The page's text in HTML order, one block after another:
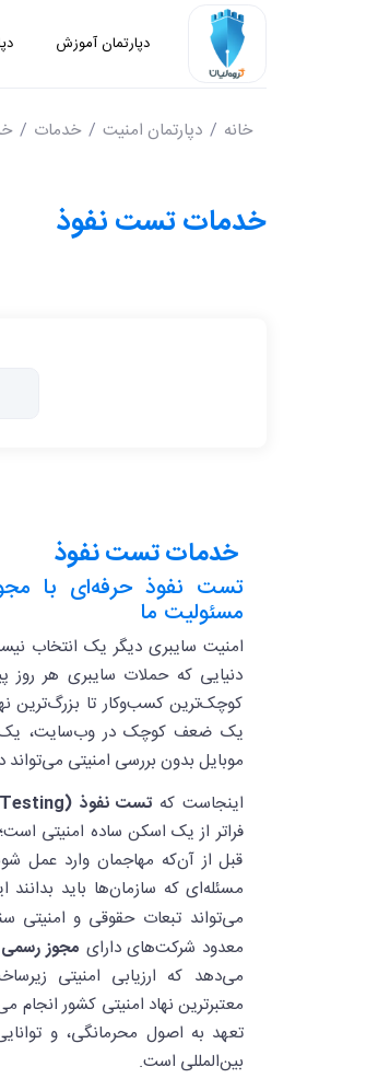
دپارتمان آموزش
خانه دپارتمان امنیت خدمات
خدمات تست نفوذ
خدمات تست نفوذ
تست نفوذ حرفه‌ای با
مسئولیت ما
امنیت سایبری دیگر یک انتخاب
دنیایی که حملات سایبری هر روز
کوچک‌ترین کسب‌وکار تا بزرگ‌ترین
یک ضعف کوچک در وب‌سایت، یک
موبایل بدون بررسی امنیتی می‌تواند
اینجاست که تست نفوذ (Penetration Testing)
فراتر از یک اسکن ساده امنیتی
قبل از آن‌که مهاجمان وارد عمل
مسئله‌ای که سازمان‌ها باید
می‌تواند تبعات حقوقی و امنیتی
معدود شرکت‌های دارای مجوز
می‌دهد که ارزیابی امنیتی
معتبرترین نهاد امنیتی کشور
تعهد به اصول محرمانگی، و
بین‌المللی است.